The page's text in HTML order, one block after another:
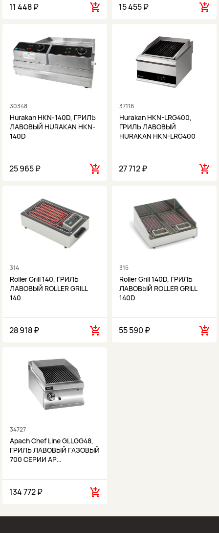
11 448 ₽ 15 455 ₽
30348
Hurakan HKN-140D, ГРИЛЬ
ЛАВОВЫЙ HURAKAN HKN-
140D
25 965 ₽
37116
Hurakan HKN-LRG400,
ГРИЛЬ ЛАВОВЫЙ
HURAKAN HKN-LRG400
27 712 ₽
314
Roller Grill 140, ГРИЛЬ
ЛАВОВЫЙ ROLLER GRILL
140
28 918 ₽
315
Roller Grill 140D, ГРИЛЬ
ЛАВОВЫЙ ROLLER GRILL
140D
55 590 ₽
34727
Apach Chef Line GLLGG48,
ГРИЛЬ ЛАВОВЫЙ ГАЗОВЫЙ
700 СЕРИИ AP…
134 772 ₽